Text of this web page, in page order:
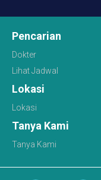
Pencarian
Dokter
Lihat Jadwal
Lokasi
Lokasi
Tanya Kami
Tanya Kami